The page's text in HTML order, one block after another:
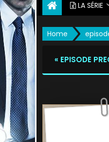
LA SÉRIE
Home
« EPISODE